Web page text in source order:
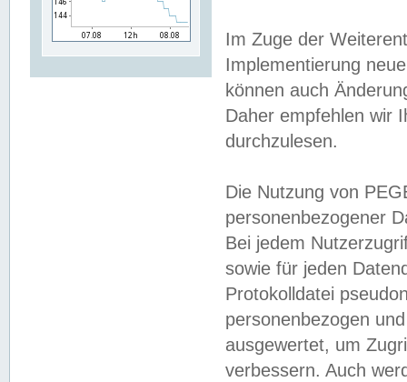
Im Zuge der
Implementierung
können auch
Daher empfehlen wir
durchzulesen.
Die Nutzung von
personenbezogener
Bei jedem
sowie für jeden
Protokolldatei
personenbezogen
ausgewertet, um
verbessern. Auch